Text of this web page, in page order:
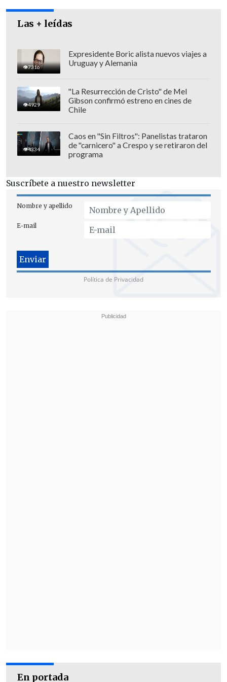
En el texto se adjuntan documentos que
buscan desvirtuar dichas acusaciones y
párroco hayan sido menores de edad.
También se alega la falta de un debido
no haber contado con todos los
antecedentes.
Doctrina de la Fe la entidad eclesiástica
que deberá evaluar la apelación,
Karadima permanece recluido
en el convento de las Siervas de Jesús de
Las + leídas
7316
Expresidente Boric alista nuevos viajes a
Uruguay y Alemania
4929
"La Resurrección de Cristo" de Mel
Gibson confirmó estreno en cines de
Chile
4334
Caos en "Sin Filtros": Panelistas trataron
de "carnicero" a Crespo y se retiraron del
programa
Suscríbete a nuestro newsletter
Nombre y apellido
E-mail
Política de Privacidad
En portada